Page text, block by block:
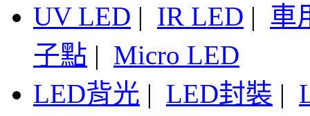
UV LED | IR LED | 車
子點 | Micro LED
LED背光 | LED封裝 |